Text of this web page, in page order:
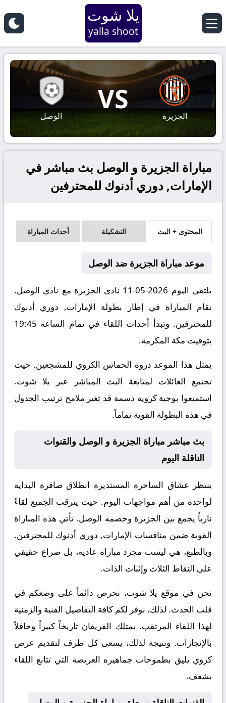
يلا شوت
yalla shoot
الجزيرة
VS
الوصل
مباراة الجزيرة و الوصل بث مباشر في
الإمارات, دوري أدنوك للمحترفين
المحتوى + البث التشكيلة أحداث المباراة
موعد مباراة الجزيرة ضد الوصل
يلتقى اليوم 2026-05-11 نادى الجزيرة مع نادى الوصل.
تقام المباراة في إطار بطولة الإمارات, دوري أدنوك
للمحترفين. وتبدأ أحداث اللقاء في تمام الساعة 19:45
بتوقيت مكة المكرمة.
يمثل هذا الموعد ذروة الحماس الكروي للمشجعين. حيث
تجتمع العائلات لمتابعة البث المباشر عبر يلا شوت.
استمتعوا بوجبة كروية دسمة قد تغير ملامح ترتيب الجدول
في هذه البطولة القوية تماماً.
بث مباشر مباراة الجزيرة و الوصل والقنوات
الناقلة اليوم
ينتظر عشاق الساحرة المستديرة انطلاق صافرة البداية
لواحدة من أهم مواجهات اليوم. حيث يترقب الجميع لقاءً
نارياً يجمع بين الجزيرة وخصمه الوصل. تأتي هذه المباراة
القوية ضمن منافسات الإمارات, دوري أدنوك للمحترفين.
وبالطبع، هي ليست مجرد مباراة عادية، بل صراع حقيقي
على النقاط الثلاث وإثبات الذات.
نحن في موقع يلا شوت، نحرص دائماً على وضعكم في
قلب الحدث. لذلك، نوفر لكم كافة التفاصيل الفنية والزمنية
لهذا اللقاء المرتقب. يمتلك الفريقان تاريخاً كبيراً وحافلاً
بالإنجازات. ونتيجة لذلك، يسعى كل طرف لتقديم عرض
كروي يليق بطموحات جماهيره العريضة التي تتابع اللقاء
بشغف.